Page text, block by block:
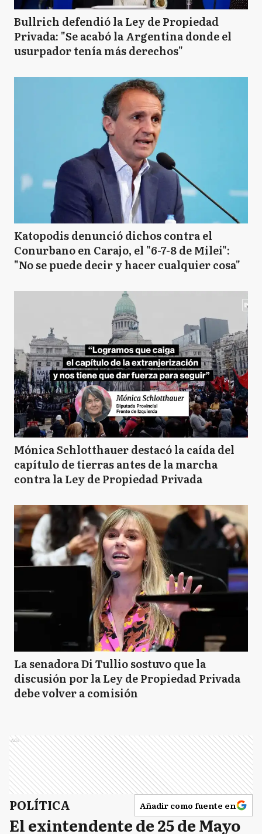
Bullrich defendió la Ley de Propiedad
Privada: "Se acabó la Argentina donde el
usurpador tenía más derechos"
Katopodis denunció dichos contra el
Conurbano en Carajo, el "6-7-8 de Milei":
"No se puede decir y hacer cualquier cosa"
Mónica Schlotthauer destacó la caída del
capítulo de tierras antes de la marcha
contra la Ley de Propiedad Privada
La senadora Di Tullio sostuvo que la
discusión por la Ley de Propiedad Privada
debe volver a comisión
Ads
POLÍTICA Añadir como fuente en
El exintendente de 25 de Mayo